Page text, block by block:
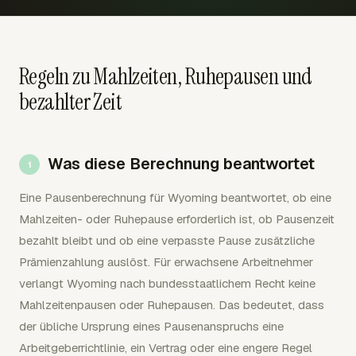
Regeln zu Mahlzeiten, Ruhepausen und
bezahlter Zeit
Was diese Berechnung beantwortet
Eine Pausenberechnung für Wyoming beantwortet, ob eine
Mahlzeiten- oder Ruhepause erforderlich ist, ob Pausenzeit
bezahlt bleibt und ob eine verpasste Pause zusätzliche
Prämienzahlung auslöst. Für erwachsene Arbeitnehmer
verlangt Wyoming nach bundesstaatlichem Recht keine
Mahlzeitenpausen oder Ruhepausen. Das bedeutet, dass
der übliche Ursprung eines Pausenanspruchs eine
Arbeitgeberrichtlinie, ein Vertrag oder eine engere Regel